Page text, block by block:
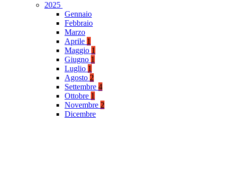
2025
Gennaio
Febbraio
Marzo
Aprile 1
Maggio 1
Giugno 1
Luglio 1
Agosto 2
Settembre 4
Ottobre 1
Novembre 2
Dicembre